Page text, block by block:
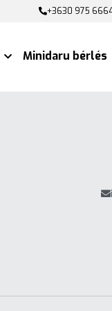
+3630 975
+3630 975
Minidaru bérlés